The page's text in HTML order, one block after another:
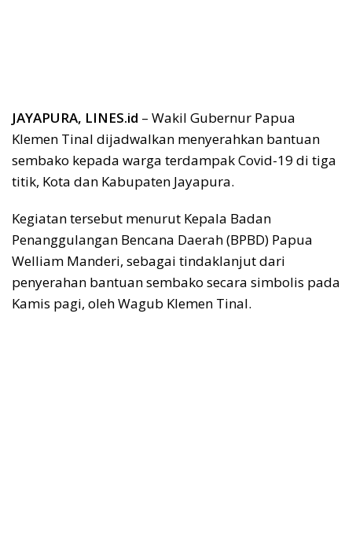
JAYAPURA, LINES.id – Wakil Gubernur Papua
Klemen Tinal dijadwalkan menyerahkan bantuan
sembako kepada warga terdampak Covid-19 di tiga
titik, Kota dan Kabupaten Jayapura.
Kegiatan tersebut menurut Kepala Badan
Penanggulangan Bencana Daerah (BPBD) Papua
Welliam Manderi, sebagai tindaklanjut dari
penyerahan bantuan sembako secara simbolis pada
Kamis pagi, oleh Wagub Klemen Tinal.